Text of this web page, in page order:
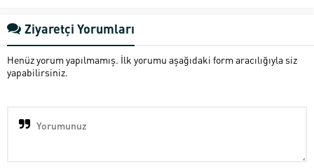
Ziyaretçi Yorumları
Henüz yorum yapılmamış. İlk yorumu aşağıdaki form aracılığıyla siz
yapabilirsiniz.